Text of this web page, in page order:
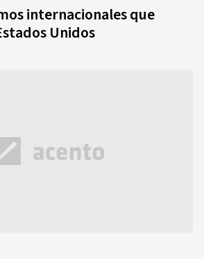
internacionales que
Unidos